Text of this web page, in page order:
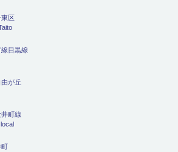
区
目黒線
が丘
町線